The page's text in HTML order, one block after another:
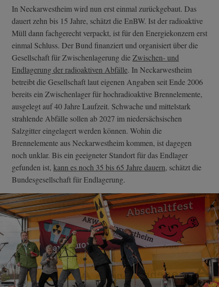
In Neckarwestheim wird nun erst einmal zurückgebaut. Das
dauert zehn bis 15 Jahre, schätzt die EnBW. Ist der radioaktive
Müll dann fachgerecht verpackt, ist für den Energiekonzern erst
einmal Schluss. Der Bund finanziert und organisiert über die
Gesellschaft für Zwischenlagerung dieZwischen- und
Endlagerung der radioaktiven Abfälle. In Neckarwestheim
betreibt die Gesellschaft laut eigenen Angaben seit Ende 2006
bereits ein Zwischenlager für hochradioaktive Brennelemente,
ausgelegt auf 40 Jahre Laufzeit. Schwache und mittelstark
strahlende Abfälle sollen ab 2027 im niedersächsischen
Salzgitter eingelagert werden können. Wohin die
Brennelemente aus Neckarwestheim kommen, ist dagegen
noch unklar. Bis ein geeigneter Standort für das Endlager
gefunden ist, kann es noch 35 bis 65 Jahre dauern, schätzt die
Bundesgesellschaft für Endlagerung.